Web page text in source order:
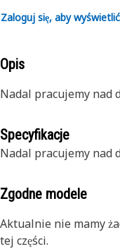
Zaloguj się, aby
Opis
Nadal pracujemy nad
Specyfikacje
Nadal pracujemy nad
Zgodne modele
Aktualnie nie mamy
tej części.